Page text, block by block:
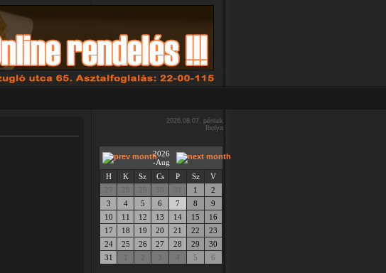
2026.08.07. péntek
Ibolya
2026
-Aug
H
K Sz Cs P Sz
V
1
2
3
4 5 6 7 8
9
10
11 12 13 14 15
16
17
18 19 20 21 22
23
24
25 26 27 28 29
30
31
5 6